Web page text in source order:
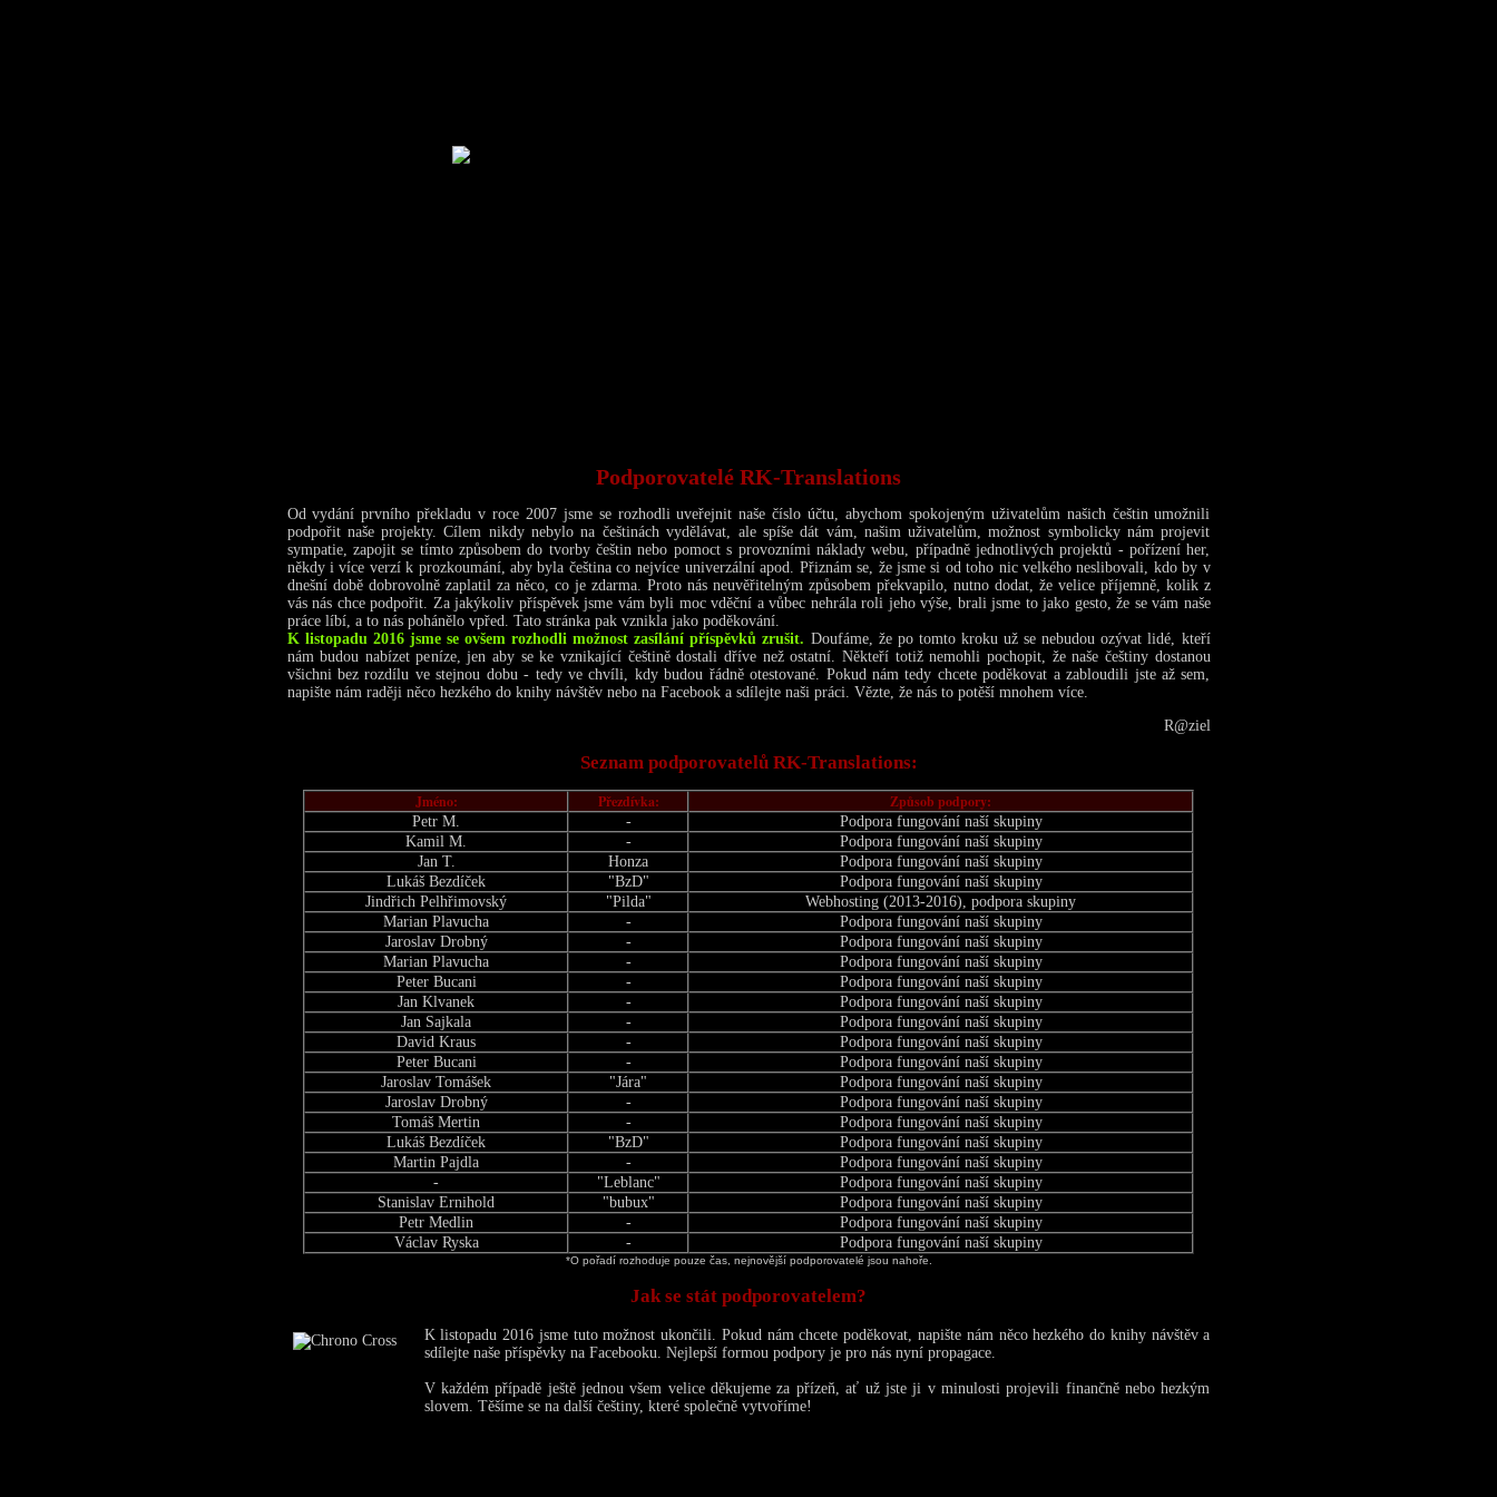
Podporovatelé RK-Translations
Od vydání prvního překladu v roce 2007 jsme se rozhodli uveřejnit naše číslo účtu, abychom spokojeným uživatelům našich češtin umožnili
podpořit naše projekty. Cílem nikdy nebylo na češtinách vydělávat, ale spíše dát vám, našim uživatelům, možnost symbolicky nám projevit
sympatie, zapojit se tímto způsobem do tvorby češtin nebo pomoct s provozními náklady webu, případně jednotlivých projektů - pořízení her,
někdy i více verzí k prozkoumání, aby byla čeština co nejvíce univerzální apod. Přiznám se, že jsme si od toho nic velkého neslibovali, kdo by v
dnešní době dobrovolně zaplatil za něco, co je zdarma. Proto nás neuvěřitelným způsobem překvapilo, nutno dodat, že velice příjemně, kolik z
vás nás chce podpořit. Za jakýkoliv příspěvek jsme vám byli moc vděční a vůbec nehrála roli jeho výše, brali jsme to jako gesto, že se vám naše
práce líbí, a to nás pohánělo vpřed. Tato stránka pak vznikla jako poděkování.
K listopadu 2016 jsme se ovšem rozhodli možnost zasílání příspěvků zrušit. Doufáme, že po tomto kroku už se nebudou ozývat lidé, kteří
nám budou nabízet peníze, jen aby se ke vznikající češtině dostali dříve než ostatní. Někteří totiž nemohli pochopit, že naše češtiny dostanou
všichni bez rozdílu ve stejnou dobu - tedy ve chvíli, kdy budou řádně otestované. Pokud nám tedy chcete poděkovat a zabloudili jste až sem,
napište nám raději něco hezkého do knihy návštěv nebo na Facebook a sdílejte naši práci. Vězte, že nás to potěší mnohem více.
R@ziel
Seznam podporovatelů RK-Translations:
Jméno: Přezdívka: Způsob podpory:
Petr M. -
Podpora fungování naší skupiny
Kamil M.
-
Podpora fungování naší skupiny
Jan T.
Honza
Podpora fungování naší skupiny
Lukáš Bezdíček
"BzD"
Podpora fungování naší skupiny
Jindřich Pelhřimovský
"Pilda"
Webhosting (2013-2016), podpora skupiny
Marian Plavucha
-
Podpora fungování naší skupiny
Jaroslav Drobný
-
Podpora fungování naší skupiny
Marian Plavucha
-
Podpora fungování naší skupiny
Peter Bucani
-
Podpora fungování naší skupiny
Jan Klvanek
-
Podpora fungování naší skupiny
Jan Sajkala
-
Podpora fungování naší skupiny
David Kraus
-
Podpora fungování naší skupiny
Peter Bucani
-
Podpora fungování naší skupiny
Jaroslav Tomášek
"Jára"
Podpora fungování naší skupiny
Jaroslav Drobný
-
Podpora fungování naší skupiny
Tomáš Mertin
-
Podpora fungování naší skupiny
Lukáš Bezdíček
"BzD"
Podpora fungování naší skupiny
Martin Pajdla
-
Podpora fungování naší skupiny
-
"Leblanc"
Podpora fungování naší skupiny
Stanislav Ernihold
"bubux"
Podpora fungování naší skupiny
Petr Medlin
-
Podpora fungování naší skupiny
Václav Ryska
- Podpora fungování naší skupiny
*O pořadí rozhoduje pouze čas, nejnovější podporovatelé jsou nahoře.
Jak se stát podporovatelem?
K listopadu 2016 jsme tuto možnost ukončili. Pokud nám chcete poděkovat, napište nám něco hezkého do knihy návštěv a
sdílejte naše příspěvky na Facebooku. Nejlepší formou podpory je pro nás nyní propagace.
V každém případě ještě jednou všem velice děkujeme za přízeň, ať už jste ji v minulosti projevili finančně nebo hezkým
slovem. Těšíme se na další češtiny, které společně vytvoříme!